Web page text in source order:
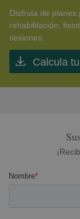
Disfruta de planes
rehabilitación,
sesiones.
Calcula